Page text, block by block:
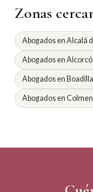
Zonas
Abogados en Alcalá
Abogados en
Abogados en
Abogados en